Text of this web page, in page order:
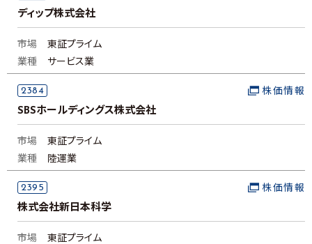
ディップ株式会社
市場
東証プライム
業種
サービス業
2384
SBSホールディングス株式会社
株価情報
市場
東証プライム
業種
陸運業
2395
株式会社新日本科学
株価情報
市場
東証プライム